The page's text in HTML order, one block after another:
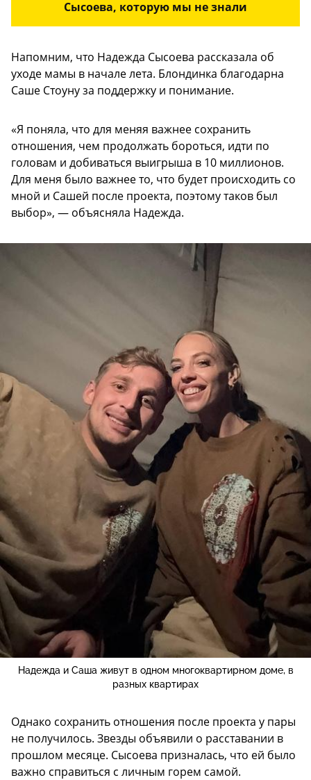
Сысоева, которую мы не знали
Напомним, что Надежда Сысоева рассказала об
уходе мамы в начале лета. Блондинка благодарна
Саше Стоуну за поддержку и понимание.
«Я поняла, что для меняя важнее сохранить
отношения, чем продолжать бороться, идти по
головам и добиваться выигрыша в 10 миллионов.
Для меня было важнее то, что будет происходить со
мной и Сашей после проекта, поэтому таков был
выбор», — объясняла Надежда.
Надежда и Саша живут в одном многоквартирном доме, в
разных квартирах
Однако сохранить отношения после проекта у пары
не получилось. Звезды объявили о расставании в
прошлом месяце. Сысоева призналась, что ей было
важно справиться с личным горем самой.